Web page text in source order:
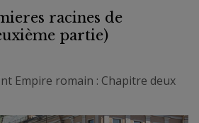
racines de
partie)
Empire romain : Chapitre deux